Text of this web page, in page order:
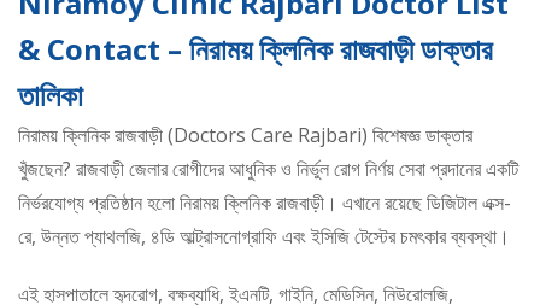
& Contact – নিরাময় ক্লিনিক রাজবাড়ী ডাক্তার
তালিকা
নিরাময় ক্লিনিক রাজবাড়ী (Doctors Care Rajbari) বিশেষজ্ঞ ডাক্তার
খুঁজছেন? রাজবাড়ী জেলার রোগীদের আধুনিক ও নির্ভুল রোগ নির্ণয় সেবা প্রদানের একটি
নির্ভরযোগ্য প্রতিষ্ঠান হলো নিরাময় ক্লিনিক রাজবাড়ী। এখানে রয়েছে ডিজিটাল এক্স-
রে, উন্নত প্যাথলজি, ৪ডি আল্ট্রাসনোগ্রাফি এবং ইসিজি টেস্টের চমৎকার ব্যবস্থা।
এই হাসপাতালে হৃদরোগ, বক্ষব্যাধি, ইএনটি, গাইনি, মেডিসিন, নিউরোলজি,